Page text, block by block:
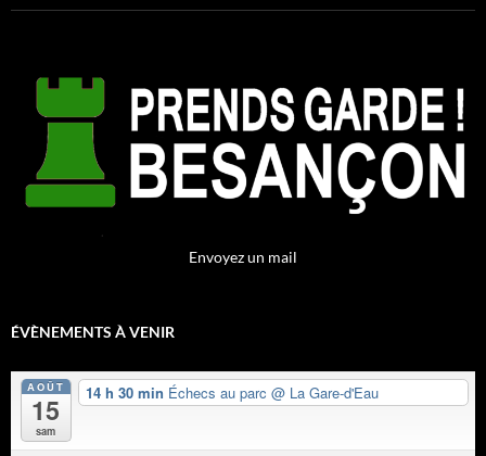
Envoyez un mail
ÉVÈNEMENTS À VENIR
AOÛT
15
sam
14 h 30 min Échecs au parc @ La Gare-d'Eau